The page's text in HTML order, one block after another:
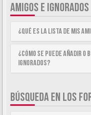
AMIGOS E IGNORADOS
¿Qué es la lista de Mis
¿Cómo se puede añadir
Ignorados?
BÚSQUEDA EN LOS